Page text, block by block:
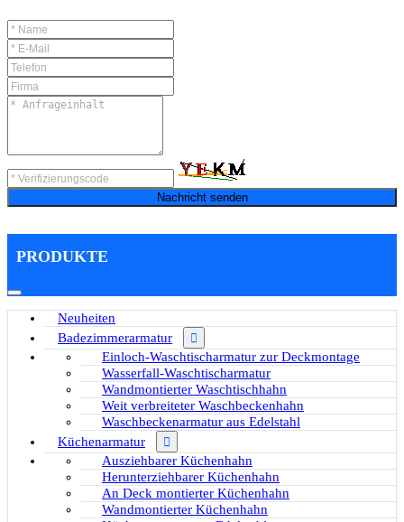
Nachricht senden
PRODUKTE
Neuheiten
Badezimmerarmatur
Einloch-Waschtischarmatur zur Deckmontage
Wasserfall-Waschtischarmatur
Wandmontierter Waschtischhahn
Weit verbreiteter Waschbeckenhahn
Waschbeckenarmatur aus Edelstahl
Küchenarmatur
Ausziehbarer Küchenhahn
Herunterziehbarer Küchenhahn
An Deck montierter Küchenhahn
Wandmontierter Küchenhahn